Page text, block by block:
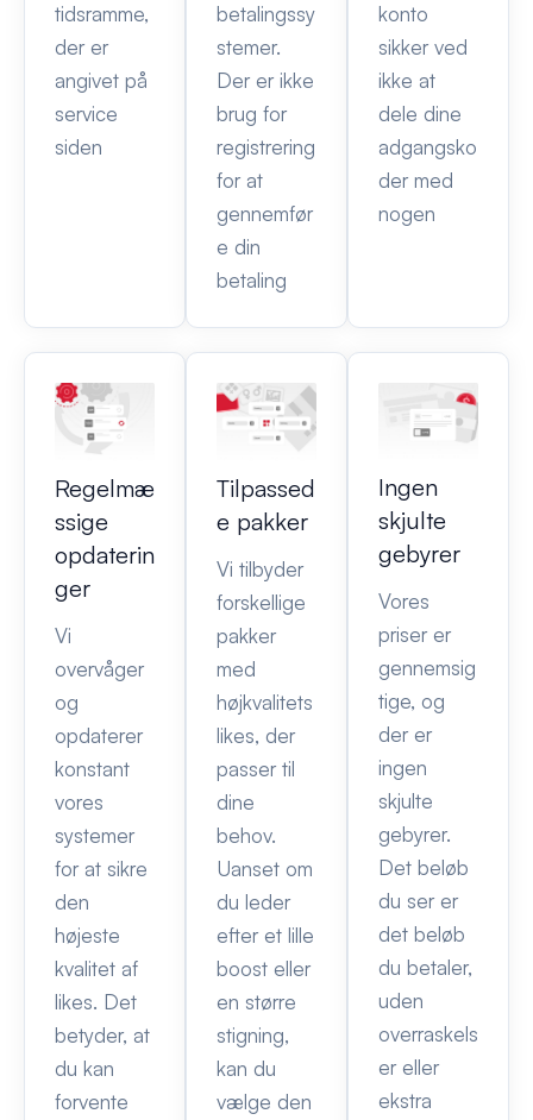
tidsramme,
der er
angivet på
service
siden
betalingssy
stemer.
Der er ikke
brug for
registrering
for at
gennemfør
e din
betaling
konto
sikker ved
ikke at
dele dine
adgangsko
der med
nogen
Regelmæ
ssige
opdaterin
ger
Vi
overvåger
og
opdaterer
konstant
vores
systemer
for at sikre
den
højeste
kvalitet af
likes. Det
betyder, at
du kan
forvente
Tilpassed
e pakker
Vi tilbyder
forskellige
pakker
med
højkvalitets
likes, der
passer til
dine
behov.
Uanset om
du leder
efter et lille
boost eller
en større
stigning,
kan du
vælge den
Ingen
skjulte
gebyrer
Vores
priser er
gennemsig
tige, og
der er
ingen
skjulte
gebyrer.
Det beløb
du ser er
det beløb
du betaler,
uden
overraskels
er eller
ekstra